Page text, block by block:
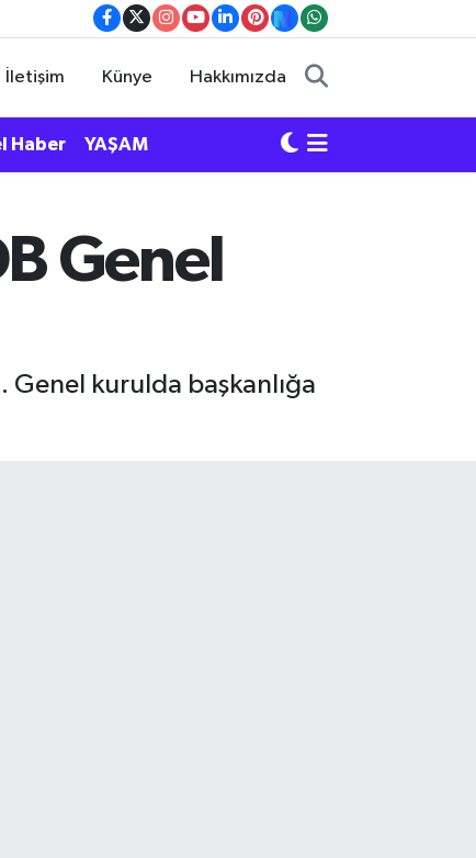
İletişim Künye Hakkımızda
Haber YAŞAM
Genel
Genel kurulda başkanlığa